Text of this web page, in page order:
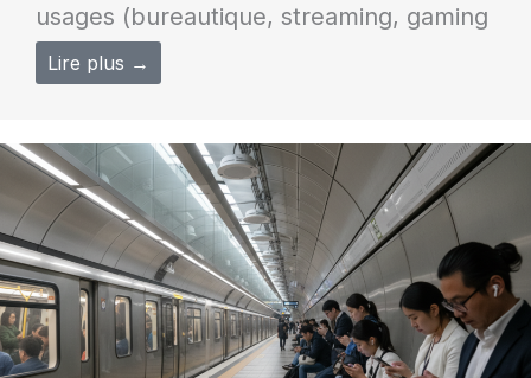
usages (bureautique, streaming, gaming
Lire plus →